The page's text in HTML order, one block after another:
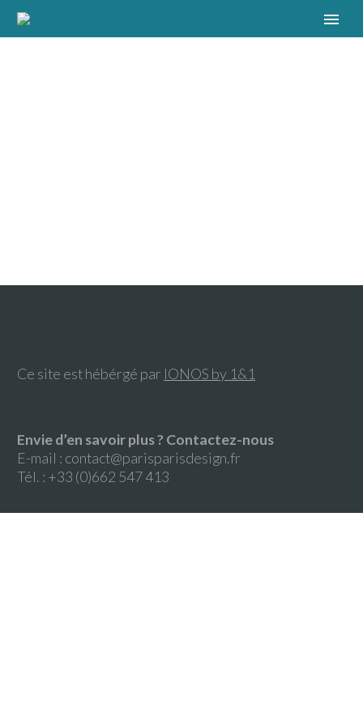
Ce site est hébérgé par IONOS by 1&1
Envie d’en savoir plus ? Contactez-nous
E-mail : contact@parisparisdesign.fr
Tél. : +33 (0)662 547 413